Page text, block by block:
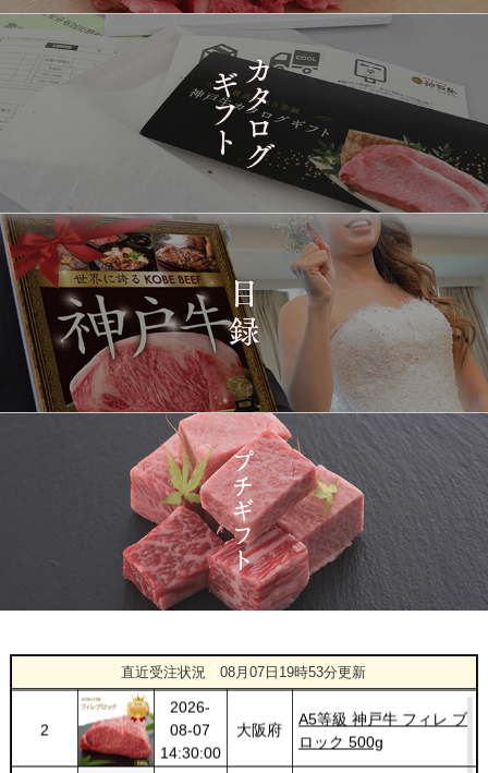
直近受注状況08月07日19時53分更新
1419
2026-
03-15
14:10:00
[訳あり][家庭用] A5等級
神戸牛 フィレステーキ
1420
2026-
14:10:00
兵庫県
[家庭用] A5等級神戸牛
シャトーブリアンステー
キ 150ｇ(1枚)
2026-
12:23:00
東京都
神戸牛ギフトセット 1万
5千円 焼肉（肩ロース・
プレミアムもも）650g
1422
2026-
03-15
08:48:00
神戸牛カタログギフト
１万円
1423
2026-
03-14
22:21:00
大分県
神戸牛 食べ比べお重 二
段
2026-
03-14
20:55:00
大阪府
神戸牛目録 選べるセッ
ト １万円 2個セット
2026-
03-14
20:48:00
神奈川
県
[訳あり][家庭用] A5等級
神戸牛 サーロインステー
キ 200g
2026-
03-14
18:00:00
福岡県
神戸牛カタログギフト
１万円
1
08-07
18:25:00
新潟県
ト １万５千円
2
2026-
08-07
14:30:00
大阪府
A5等級 神戸牛 フィレ ブ
ロック 500g